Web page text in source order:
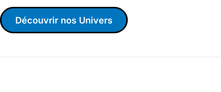
Découvrir nos Univers